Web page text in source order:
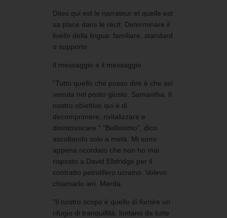
Dites qui est le narrateur et quelle est
sa place dans le récit. Determinare il
livello della lingua: familiare, standard
o supporto.
Il messaggio e il messaggio
"Tutto quello che posso dire è che sei
venuta nel posto giusto, Samantha. Il
nostro obiettivo qui è di
decomprimere, rivitalizzare e
disintossicare." "Bellissimo", dico
ascoltando solo a metà. Mi sono
appena ricordato che non ho mai
risposto a David Elldridge per il
contratto petrolifero ucraino. Volevo
chiamarlo ieri. Merda.
"Il nostro scopo è quello di fornire un
rifugio di tranquillità, lontano da tutte